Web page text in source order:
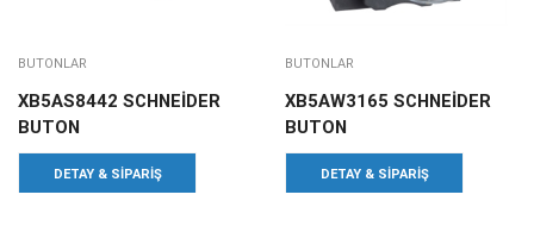
BUTONLAR
XB5AS8442 SCHNEİDER
BUTON
DETAY & SIPARIŞ
BUTONLAR
XB5AW3165 SCHNEİDER
BUTON
DETAY & SIPARIŞ